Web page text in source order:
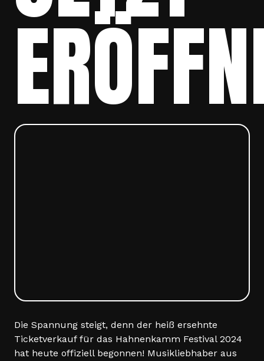
Die Spannung steigt, denn der heiß ersehnte
Ticketverkauf für das Hahnenkamm Festival 2024
hat heute offiziell begonnen! Musikliebhaber aus